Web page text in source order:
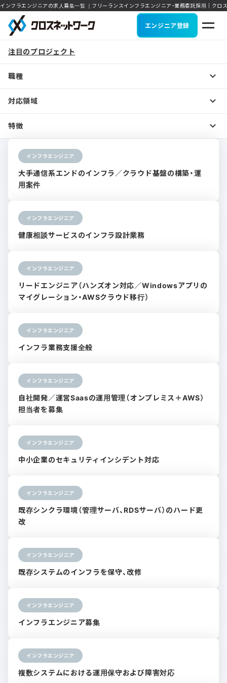
インフラエンジニアの求人募集一覧 ｜フリーランスインフラエンジニア・業務委託採用｜クロ
エンジニア登録
注目のプロジェクト
職種
対応領域
特徴
インフラエンジニア
大手通信系エンドのインフラ／クラウド基盤の構築・運
用案件
インフラエンジニア
健康相談サービスのインフラ設計業務
インフラエンジニア
リードエンジニア（ハンズオン対応／Windowsアプリの
マイグレーション・AWSクラウド移行）
インフラエンジニア
インフラ業務支援全般
インフラエンジニア
自社開発／運営Saasの運用管理（オンプレミス＋AWS）
担当者を募集
インフラエンジニア
中小企業のセキュリティインシデント対応
インフラエンジニア
既存シンクラ環境（管理サーバ、RDSサーバ）のハード更
改
インフラエンジニア
既存システムのインフラを保守、改修
インフラエンジニア
インフラエンジニア募集
インフラエンジニア
複数システムにおける運用保守および障害対応